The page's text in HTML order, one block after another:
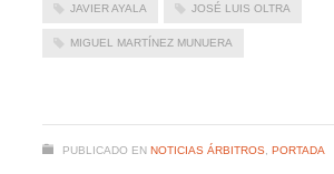
JAVIER AYALA JOSÉ LUIS OLTRA
MIGUEL MARTÍNEZ MUNUERA
PUBLICADO EN NOTICIAS ÁRBITROS, PORTADA